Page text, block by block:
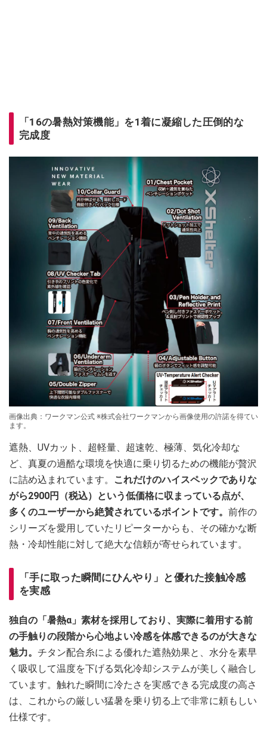
「16の暑熱対策機能」を1着に凝縮した圧倒的な
完成度
画像出典：ワークマン公式 ※株式会社ワークマンから画像使用の許諾を得てい
ます。
遮熱、UVカット、超軽量、超速乾、極薄、気化冷却な
ど、真夏の過酷な環境を快適に乗り切るための機能が贅沢
に詰め込まれています。
これだけのハイスペックでありな
がら2900円（税込）という低価格に収まっている点が、
多くのユーザーから絶賛されているポイントです。 前作の
シリーズを愛用していたリピーターからも、その確かな断
熱・冷却性能に対して絶大な信頼が寄せられています。
「手に取った瞬間にひんやり」と優れた接触冷感
を実感
独自の「暑熱α」素材を採用しており、実際に着用する前
の手触りの段階から心地よい冷感を体感できるのが大きな
魅力。 チタン配合糸による優れた遮熱効果と、水分を素早
く吸収して温度を下げる気化冷却システムが美しく融合し
ています。触れた瞬間に冷たさを実感できる完成度の高さ
は、これからの厳しい猛暑を乗り切る上で非常に頼もしい
仕様です。